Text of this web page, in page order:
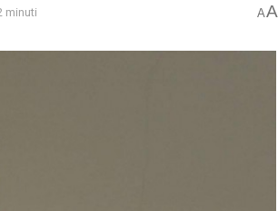
minuti AA